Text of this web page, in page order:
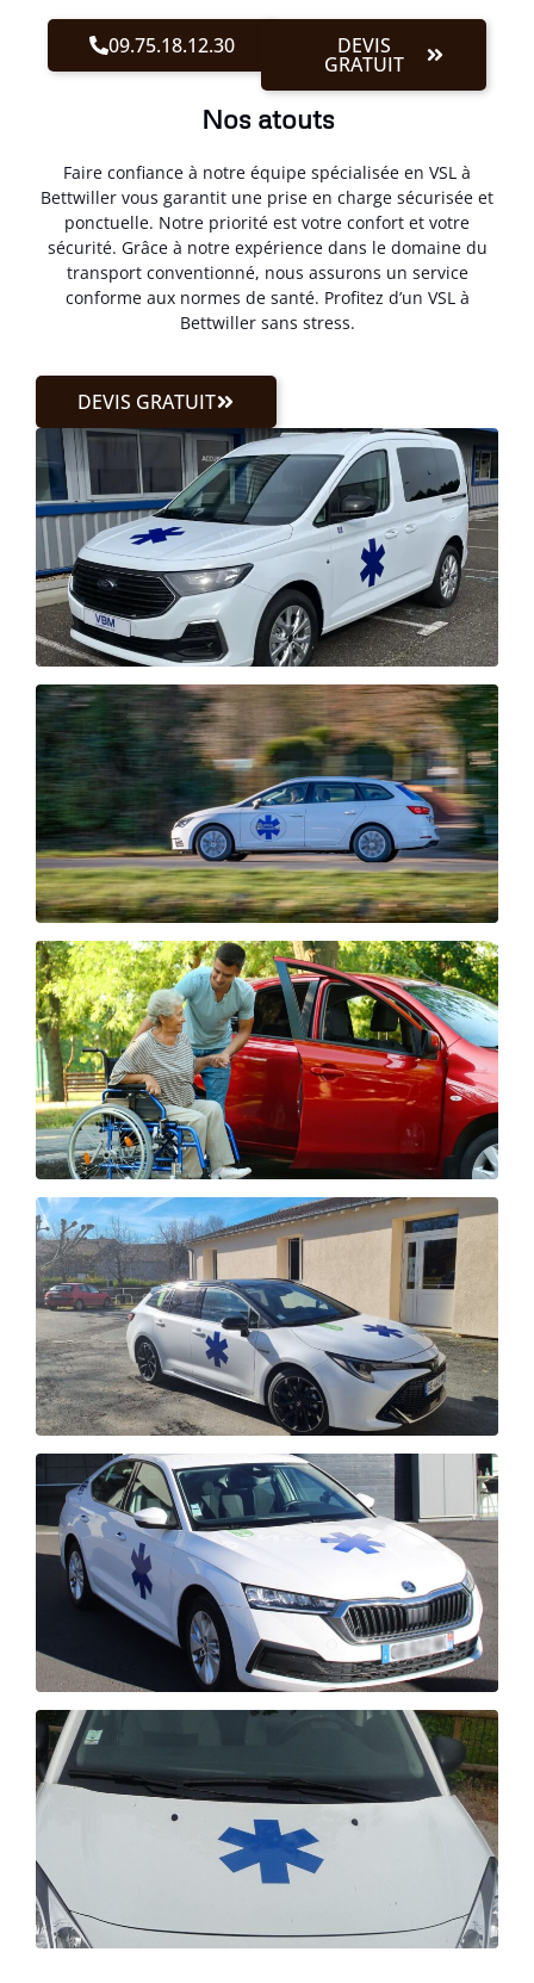
09.75.18.12.30 DEVIS
GRATUIT
Nos atouts
Faire confiance à notre équipe spécialisée en VSL à
Bettwiller vous garantit une prise en charge sécurisée et
ponctuelle. Notre priorité est votre confort et votre
sécurité. Grâce à notre expérience dans le domaine du
transport conventionné, nous assurons un service
conforme aux normes de santé. Profitez d’un VSL à
Bettwiller sans stress.
DEVIS GRATUIT